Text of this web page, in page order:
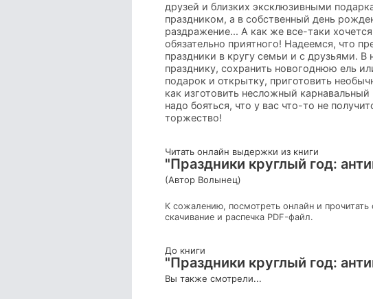
друзей и близких эксклюзивными
праздником, а в собственный день
раздражение... А как же все-таки
обязательно приятного! Надеемся, что
праздники в кругу семьи и с друзьями.
празднику, сохранить новогоднюю ель
подарок и открытку, приготовить
как изготовить несложный
надо бояться, что у вас что-то не
торжество!
Читать онлайн выдержки из книги
"Праздники круглый год:
(Автор Волынец)
К сожалению, посмотреть онлайн и
скачивание и распечка PDF-файл.
До книги
"Праздники круглый год:
Вы также смотрели...